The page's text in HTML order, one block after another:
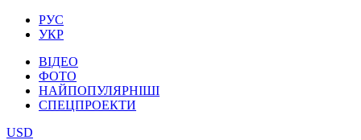
РУС
УКР
ВІДЕО
ФОТО
НАЙПОПУЛЯРНІШІ
СПЕЦПРОЕКТИ
USD